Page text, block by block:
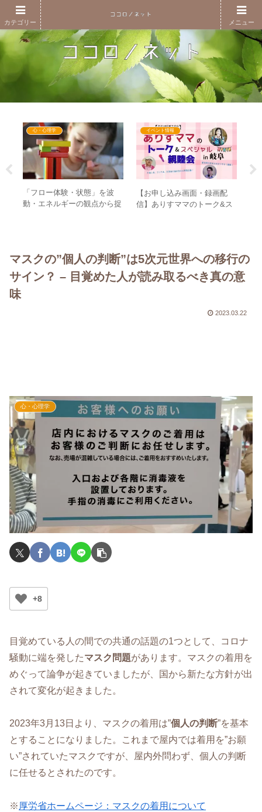
心・心理学
「フロー体験・状態」を波
動・エネルギーの観点から捉
イベント情報
【お申し込み画面・録画配
信】ありすママのトーク&ス
マスクの”個人の判断”は5次元世界への移行の
サイン？ – 目覚めた人が読み取るべき真の意
味
2023.03.22
心・心理学
+8
目覚めている人の間での共通の話題の1つとして、コロナ
騒動に端を発したマスク問題があります。マスクの着用を
めぐって論争が起きていましたが、国から新たな方針が出
されて変化が起きました。
2023年3月13日より、マスクの着用は”個人の判断”を基本
とすることになりました。これまで屋内では着用を”お願
い”されていたマスクですが、屋内外問わず、個人の判断
に任せるとされたのです。
※ 厚労省ホームページ：マスクの着用について
カテゴリー メニュー